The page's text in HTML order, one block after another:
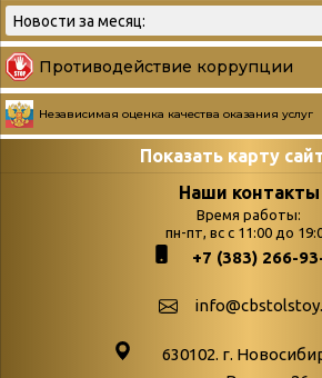
Противодействие коррупции
Независимая оценка качества оказания услуг
Показать карту
Страницы
podvedenie-itogov-festivalya-
paskhalnaya-palitra
Наши контакты
Время работы:
пн-пт, вс с 11:00 до
+7 (383) 266-
630102. г.